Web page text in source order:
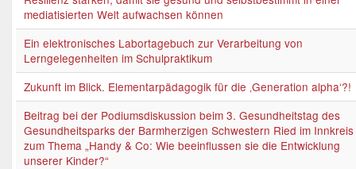
mediatisierten Welt aufwachsen können
Ein elektronisches Labortagebuch zur Verarbeitung von
Lerngelegenheiten im Schulpraktikum
Zukunft im Blick. Elementarpädagogik für die ‚Generation alpha‘?!
Beitrag bei der Podiumsdiskussion beim 3. Gesundheitstag des
Gesundheitsparks der Barmherzigen Schwestern Ried im Innkreis
zum Thema „Handy & Co: Wie beeinflussen sie die Entwicklung
unserer Kinder?“